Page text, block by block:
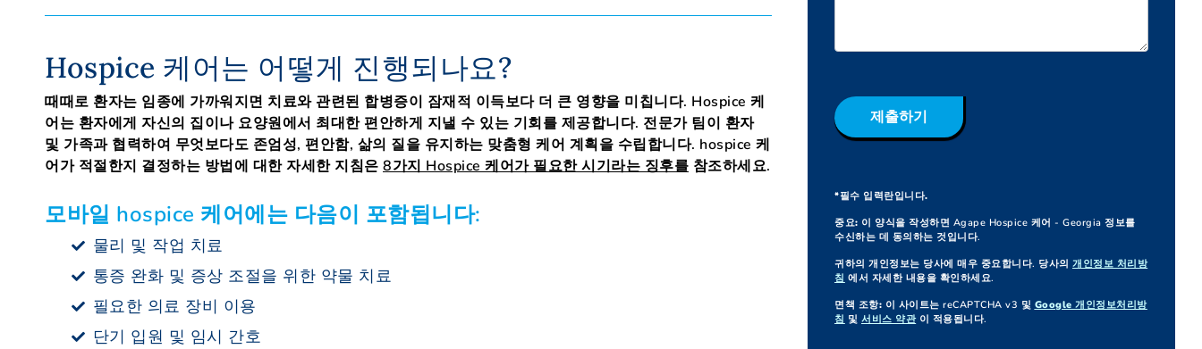
Hospice 케어는 어떻게 진행되나요?
때때로 환자는 임종에 가까워지면 치료와 관련된 합병증이 잠재적 이득보다 더 큰 영향을 미칩니다. Hospice 케
어는 환자에게 자신의 집이나 요양원에서 최대한 편안하게 지낼 수 있는 기회를 제공합니다. 전문가 팀이 환자
및 가족과 협력하여 무엇보다도 존엄성, 편안함, 삶의 질을 유지하는 맞춤형 케어 계획을 수립합니다. hospice 케
어가 적절한지 결정하는 방법에 대한 자세한 지침은 8가지 Hospice 케어가 필요한 시기라는 징후를 참조하세요.
모바일 hospice 케어에는 다음이 포함됩니다:
물리 및 작업 치료
통증 완화 및 증상 조절을 위한 약물 치료
필요한 의료 장비 이용
단기 입원 및 임시 간호
제출하기
*필수 입력란입니다.
중요: 이 양식을 작성하면 Agape Hospice 케어 - Georgia 정보를
수신하는 데 동의하는 것입니다.
귀하의 개인정보는 당사에 매우 중요합니다. 당사의 개인정보 처리방
침 에서 자세한 내용을 확인하세요.
면책 조항: 이 사이트는 reCAPTCHA v3 및 Google 개인정보처리방
침 및서비스 약관이 적용됩니다.